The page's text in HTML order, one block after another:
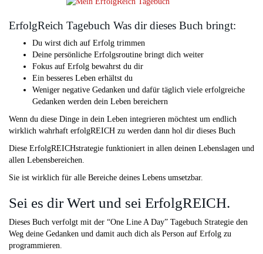
ErfolgReich Tagebuch Was dir dieses Buch bringt:
Du wirst dich auf Erfolg trimmen
Deine persönliche Erfolgsroutine bringt dich weiter
Fokus auf Erfolg bewahrst du dir
Ein besseres Leben erhältst du
Weniger negative Gedanken und dafür täglich viele erfolgreiche
Gedanken werden dein Leben bereichern
Wenn du diese Dinge in dein Leben integrieren möchtest um endlich
wirklich wahrhaft erfolgREICH zu werden dann hol dir dieses Buch
Diese ErfolgREICHstrategie funktioniert in allen deinen Lebenslagen und
allen Lebensbereichen.
Sie ist wirklich für alle Bereiche deines Lebens umsetzbar.
Sei es dir Wert und sei ErfolgREICH.
Dieses Buch verfolgt mit der “One Line A Day” Tagebuch Strategie den
Weg deine Gedanken und damit auch dich als Person auf Erfolg zu
programmieren.